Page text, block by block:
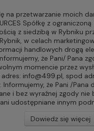
na przetwarzanie moich
Spółkę z ograniczoną
z siedzibą w Rybniku
w celach
handlowych drogą
że Pani/ Pana
momencie przez
info@499.pl, spod
że Pani /Pana
i bez wyraźnej zgody nie
udostępniane innym
Dowiedz się więcej